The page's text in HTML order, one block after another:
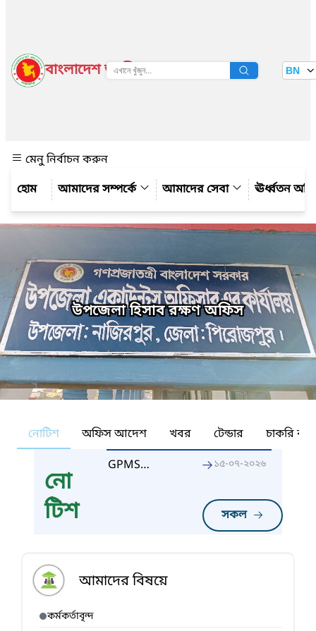
বাংলাদেশ জাতীয় তথ্য বাতায়ন BN
মেনু নির্বাচন করুন
আমাদের সম্পর্কে
আমাদের সেবা ঊর্ধ্বতন
উপজেলা হিসাব রক্ষণ অফিস
নোটিশ অফিস আদেশ খবর টেন্ডার চাকরি
নো
টিশ
সকল
GPMS
১৫-০৭-২০২৬
আমাদের বিষয়ে
কর্মকর্তাবৃন্দ